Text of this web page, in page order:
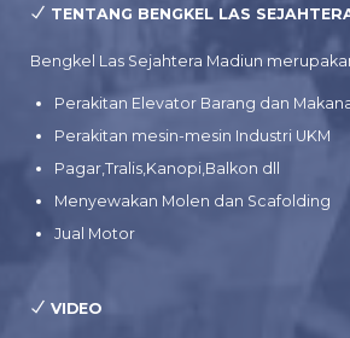
TENTANG BENGKEL LAS
Bengkel Las Sejahtera Madiun
Perakitan Elevator Barang dan
Perakitan mesin-mesin Industri UKM
Pagar,Tralis,Kanopi,Balkon dll
Menyewakan Molen dan Scafolding
Jual Motor
VIDEO